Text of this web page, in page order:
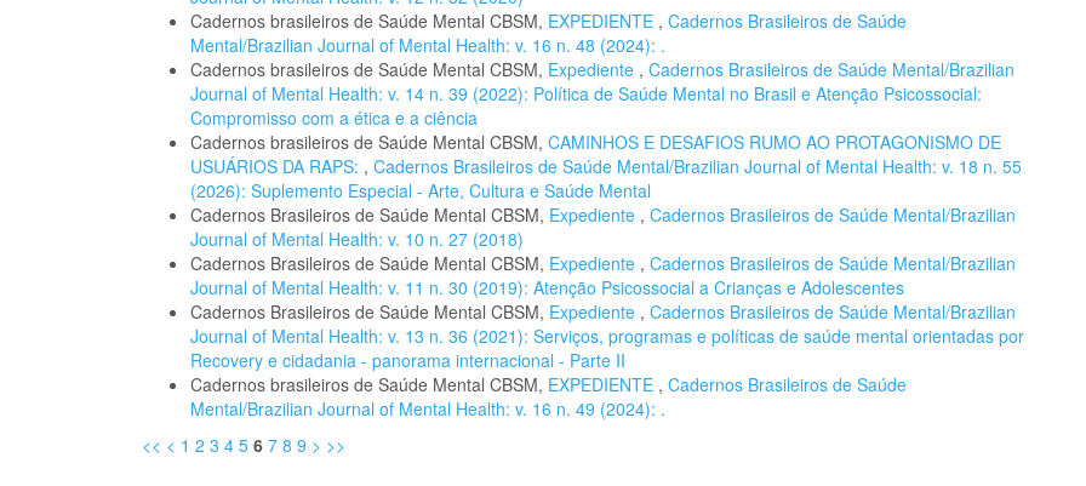
Cadernos brasileiros de Saúde Mental CBSM, EXPEDIENTE , Cadernos Brasileiros de Saúde
Mental/Brazilian Journal of Mental Health: v. 16 n. 48 (2024): .
Cadernos brasileiros de Saúde Mental CBSM, Expediente , Cadernos Brasileiros de Saúde Mental/Brazilian
Journal of Mental Health: v. 14 n. 39 (2022): Política de Saúde Mental no Brasil e Atenção Psicossocial:
Compromisso com a ética e a ciência
Cadernos brasileiros de Saúde Mental CBSM, CAMINHOS E DESAFIOS RUMO AO PROTAGONISMO DE
USUÁRIOS DA RAPS: , Cadernos Brasileiros de Saúde Mental/Brazilian Journal of Mental Health: v. 18 n. 55
(2026): Suplemento Especial - Arte, Cultura e Saúde Mental
Cadernos Brasileiros de Saúde Mental CBSM, Expediente , Cadernos Brasileiros de Saúde Mental/Brazilian
Journal of Mental Health: v. 10 n. 27 (2018)
Cadernos Brasileiros de Saúde Mental CBSM, Expediente , Cadernos Brasileiros de Saúde Mental/Brazilian
Journal of Mental Health: v. 11 n. 30 (2019): Atenção Psicossocial a Crianças e Adolescentes
Cadernos Brasileiros de Saúde Mental CBSM, Expediente , Cadernos Brasileiros de Saúde Mental/Brazilian
Journal of Mental Health: v. 13 n. 36 (2021): Serviços, programas e políticas de saúde mental orientadas por
Recovery e cidadania - panorama internacional - Parte II
Cadernos brasileiros de Saúde Mental CBSM, EXPEDIENTE , Cadernos Brasileiros de Saúde
Mental/Brazilian Journal of Mental Health: v. 16 n. 49 (2024): .
<< < 1 2 3 4 5 6 7 8 9 > >>